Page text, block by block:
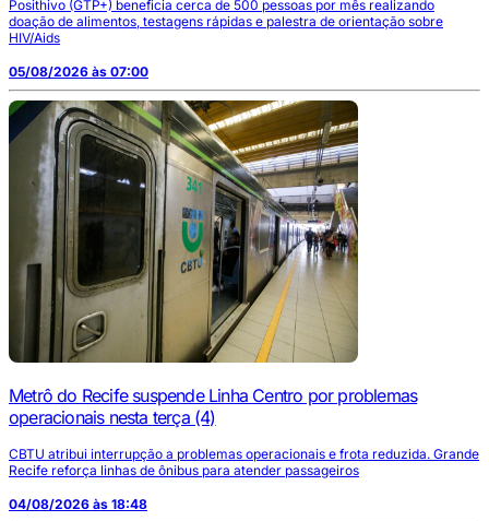
Posithivo (GTP+) beneficia cerca de 500 pessoas por mês realizando
doação de alimentos, testagens rápidas e palestra de orientação sobre
HIV/Aids
05/08/2026 às 07:00
Metrô do Recife suspende Linha Centro por problemas
operacionais nesta terça (4)
CBTU atribui interrupção a problemas operacionais e frota reduzida. Grande
Recife reforça linhas de ônibus para atender passageiros
04/08/2026 às 18:48